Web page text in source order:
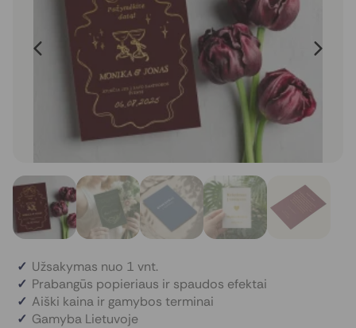
Užsakymas nuo 1 vnt.
Prabangūs popieriaus ir spaudos efektai
Aiški kaina ir gamybos terminai
Gamyba Lietuvoje